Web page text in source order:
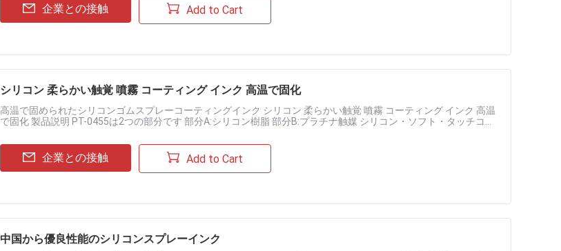
企業との接触 Add to Cart
シリコン 柔らかい触覚 噴霧 コーティング インク 高温で固化
高温で固められたシリコンゴムスプレーコーティングインク シリコン 柔らかい触覚 噴霧 コーティング インク 高温
で固化 製品説明 PT-0455は2つの部分です 部分A:シリコン樹脂 部分B:プラチナ触媒 シリコン・ソフト・タッチコー
企業との接触 Add to Cart
中国から優良性能のシリコンスプレーインク